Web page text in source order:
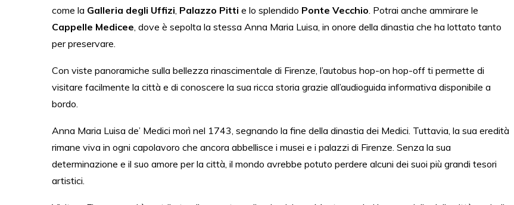
come la Galleria degli Uffizi, Palazzo Pitti e lo splendido Ponte Vecchio. Potrai anche ammirare le
Cappelle Medicee, dove è sepolta la stessa Anna Maria Luisa, in onore della dinastia che ha lottato tanto
per preservare.
Con viste panoramiche sulla bellezza rinascimentale di Firenze, l’autobus hop-on hop-off ti permette di
visitare facilmente la città e di conoscere la sua ricca storia grazie all’audioguida informativa disponibile a
bordo.
Anna Maria Luisa de’ Medici morì nel 1743, segnando la fine della dinastia dei Medici. Tuttavia, la sua eredità
rimane viva in ogni capolavoro che ancora abbellisce i musei e i palazzi di Firenze. Senza la sua
determinazione e il suo amore per la città, il mondo avrebbe potuto perdere alcuni dei suoi più grandi tesori
artistici.